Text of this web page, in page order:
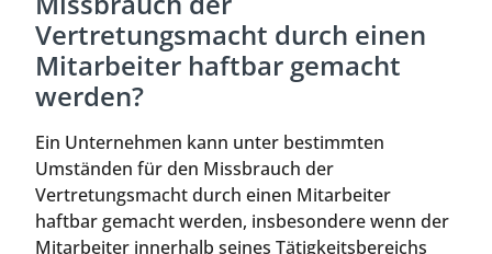
Vertretungsmacht durch einen
Mitarbeiter haftbar gemacht
werden?
Ein Unternehmen kann unter bestimmten
Umständen für den Missbrauch der
Vertretungsmacht durch einen Mitarbeiter
haftbar gemacht werden, insbesondere wenn der
Mitarbeiter innerhalb seines Tätigkeitsbereichs